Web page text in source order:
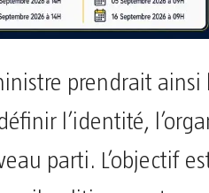
prendrait ainsi
l’identité,
parti. L’objectif